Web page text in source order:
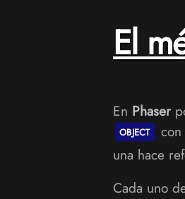
El
En Phaser
una hace
Cada uno